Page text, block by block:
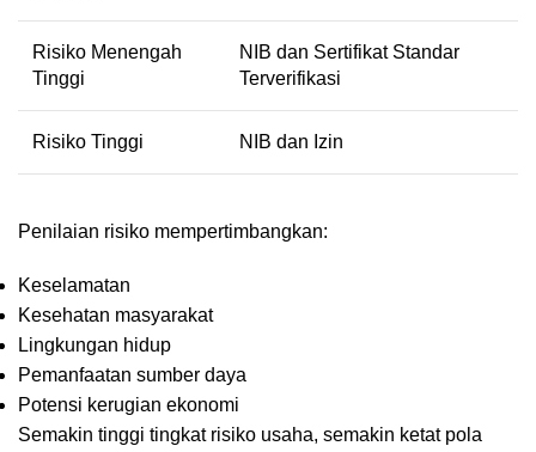
Risiko Menengah
Tinggi
NIB dan Sertifikat Standar
Terverifikasi
Risiko Tinggi NIB dan Izin
Penilaian risiko mempertimbangkan:
Keselamatan
Kesehatan masyarakat
Lingkungan hidup
Pemanfaatan sumber daya
Potensi kerugian ekonomi
Semakin tinggi tingkat risiko usaha, semakin ketat pola